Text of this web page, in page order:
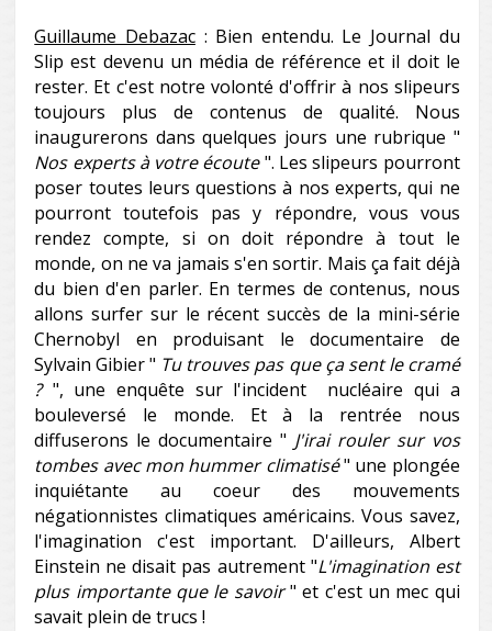
Guillaume Debazac: Bien entendu. Le Journal du
Slip est devenu un média de référence et il doit le
rester. Et c'est notre volonté d'offrir à nos slipeurs
toujours plus de contenus de qualité. Nous
inaugurerons dans quelques jours une rubrique "
Nos experts à votre écoute". Les slipeurs pourront
poser toutes leurs questions à nos experts, qui ne
pourront toutefois pas y répondre, vous vous
rendez compte, si on doit répondre à tout le
monde, on ne va jamais s'en sortir. Mais ça fait déjà
du bien d'en parler. En termes de contenus, nous
allons surfer sur le récent succès de la mini-série
Chernobyl en produisant le documentaire de
Sylvain Gibier " Tu trouves pas que ça sent le cramé
?", une enquête sur l'incident nucléaire qui a
bouleversé le monde. Et à la rentrée nous
diffuserons le documentaire " J'irai rouler sur vos
tombes avec mon hummer climatisé" une plongée
inquiétante au coeur des mouvements
négationnistes climatiques américains. Vous savez,
l'imagination c'est important. D'ailleurs, Albert
Einstein ne disait pas autrement "L'imagination est
plus importante que le savoir" et c'est un mec qui
savait plein de trucs !